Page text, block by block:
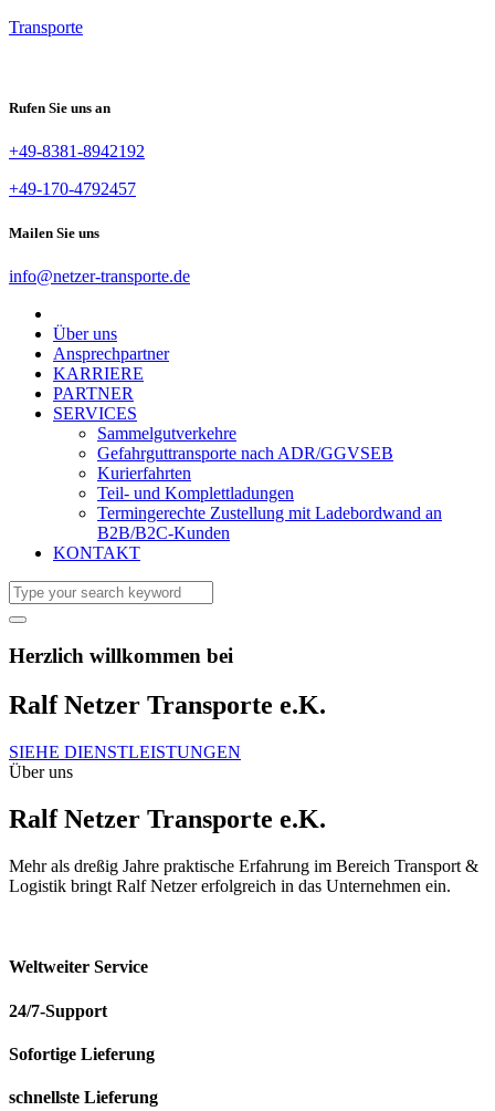
Transporte
Rufen Sie uns an
+49-8381-8942192
+49-170-4792457
Mailen Sie uns
info@netzer-transporte.de
Über uns
Ansprechpartner
KARRIERE
PARTNER
SERVICES
Sammelgutverkehre
Gefahrguttransporte nach ADR/GGVSEB
Kurierfahrten
Teil- und Komplettladungen
Termingerechte Zustellung mit Ladebordwand an
B2B/B2C-Kunden
KONTAKT
Herzlich willkommen bei
Ralf Netzer Transporte e.K.
SIEHE DIENSTLEISTUNGEN
Über uns
Ralf Netzer Transporte e.K.
Mehr als dreßig Jahre praktische Erfahrung im Bereich Transport &
Logistik bringt Ralf Netzer erfolgreich in das Unternehmen ein.
Weltweiter Service
24/7-Support
Sofortige Lieferung
schnellste Lieferung